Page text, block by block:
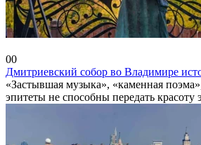
00
Дмитриевский собор во Владимире
«Застывшая музыка», «каменная
эпитеты не способны передать красоту